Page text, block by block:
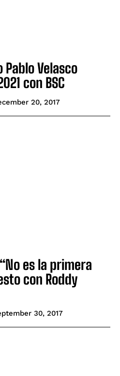
Pablo Velasco
con BSC
20, 2017
es la primera
con Roddy
30, 2017